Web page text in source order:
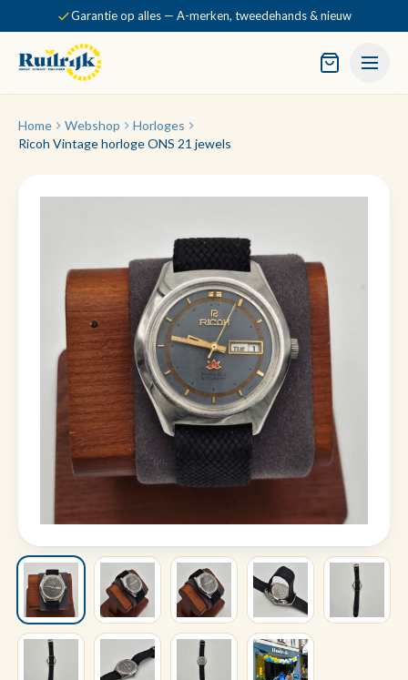
Garantie op alles — A-merken, tweedehands & nieuw
Home Webshop
Horloges
Ricoh Vintage horloge ONS 21 jewels